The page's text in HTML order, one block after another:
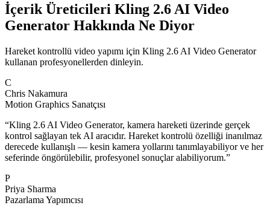
İçerik Üreticileri Kling 2.6 AI Video
Generator Hakkında Ne Diyor
Hareket kontrollü video yapımı için Kling 2.6 AI Video Generator
kullanan profesyonellerden dinleyin.
C
Chris Nakamura
Motion Graphics Sanatçısı
“Kling 2.6 AI Video Generator, kamera hareketi üzerinde gerçek
kontrol sağlayan tek AI aracıdır. Hareket kontrolü özelliği inanılmaz
derecede kullanışlı — kesin kamera yollarını tanımlayabiliyor ve her
seferinde öngörülebilir, profesyonel sonuçlar alabiliyorum.”
P
Priya Sharma
Pazarlama Yapımcısı